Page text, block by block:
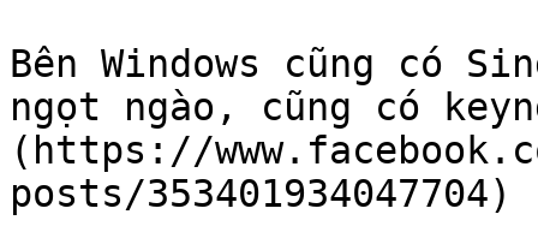
Bên Windows cũng có
ngọt ngào, cũng có
(https://
posts/353401934047704)